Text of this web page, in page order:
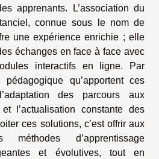
apprenants. L’association du
connue sous le nom de
une expérience enrichie ; elle
échanges en face à face avec
interactifs en ligne. Par
pédagogique qu’apportent ces
des parcours aux
l’actualisation constante des
ces solutions, c’est offrir aux
méthodes d’apprentissage
et évolutives, tout en